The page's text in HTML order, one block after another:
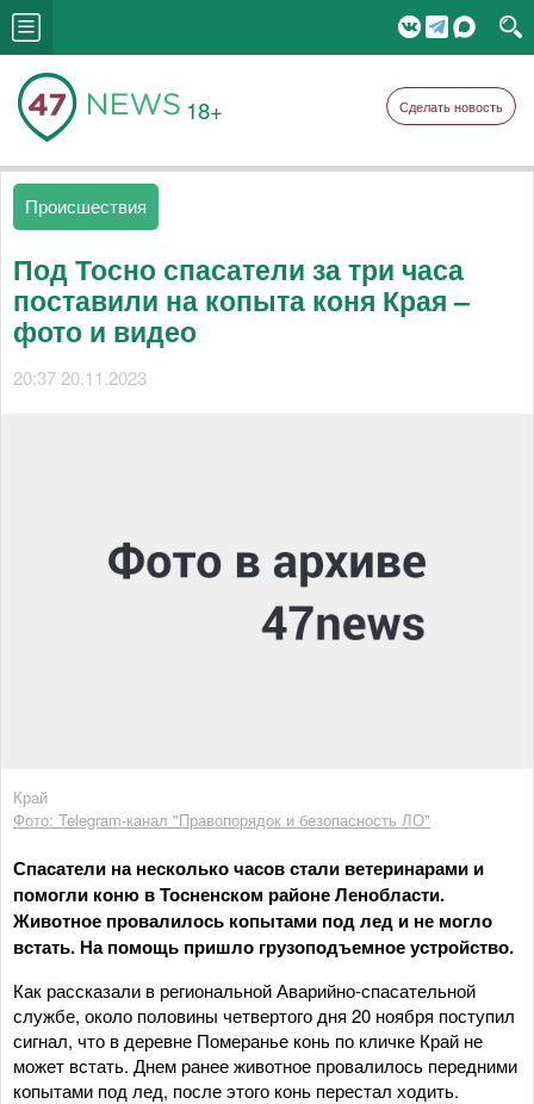
18+ Сделать новость
Происшествия
Под Тосно спасатели за три часа
поставили на копыта коня Края –
фото и видео
20:37 20.11.2023
Край
Фото: Telegram-канал "Правопорядок и безопасность ЛО"
Спасатели на несколько часов стали ветеринарами и
помогли коню в Тосненском районе Ленобласти.
Животное провалилось копытами под лед и не могло
встать. На помощь пришло грузоподъемное устройство.
Как рассказали в региональной Аварийно-спасательной
службе, около половины четвертого дня 20 ноября поступил
сигнал, что в деревне Померанье конь по кличке Край не
может встать. Днем ранее животное провалилось передними
копытами под лед, после этого конь перестал ходить.